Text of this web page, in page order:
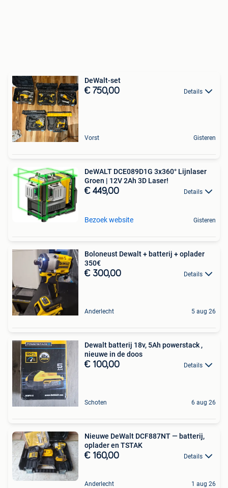
DeWalt-set
€ 750,00 Details
Vorst Gisteren
DeWALT DCE089D1G 3x360° Lijnlaser
Groen | 12V 2Ah 3D Laser!
€ 449,00 Details
Bezoek website Gisteren
Boloneust Dewalt + batterij + oplader
350€
€ 300,00 Details
Anderlecht 5 aug 26
Dewalt batterij 18v, 5Ah powerstack ,
nieuwe in de doos
€ 100,00 Details
Schoten 6 aug 26
Nieuwe DeWalt DCF887NT — batterij,
oplader en TSTAK
€ 160,00 Details
Anderlecht 1 aug 26